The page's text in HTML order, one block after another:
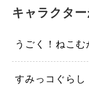
キャラクタ
うごく！ねこむ
すみっコぐらし